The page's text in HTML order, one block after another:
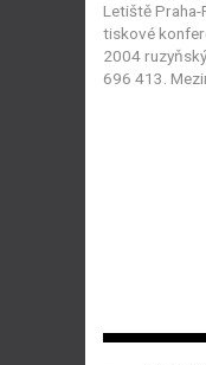
Letiště Praha-
tiskové
2004
696 413.